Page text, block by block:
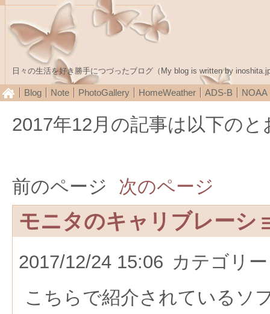
日々の生活を好き勝手につづったブログ（My blog is written by
Blog Note PhotoGallery HomeWeather ADS-B NOAA
2017年12月の記事は以下の
前のページ 次のページ
モニタのキャリブレーシ
2017/12/24 15:06 カテゴリ
こちらで紹介されているソ